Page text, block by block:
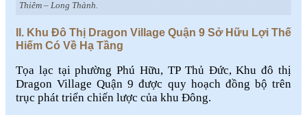
Thiêm – Long Thành.
II. Khu Đô Thị Dragon Village Quận 9 Sở Hữu Lợi Thế
Hiếm Có Về Hạ Tầng
Tọa lạc tại phường Phú Hữu, TP Thủ Đức, Khu đô thị
Dragon Village Quận 9 được quy hoạch đồng bộ trên
trục phát triển chiến lược của khu Đông.